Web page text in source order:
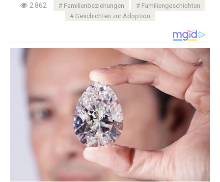
2.862 Familienbeziehungen
Familiengeschichten
Geschichten zur Adoption